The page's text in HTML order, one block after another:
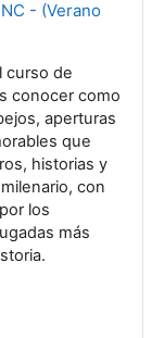
- (Verano
curso de
conocer como
aperturas
que
historias y
con
los
más